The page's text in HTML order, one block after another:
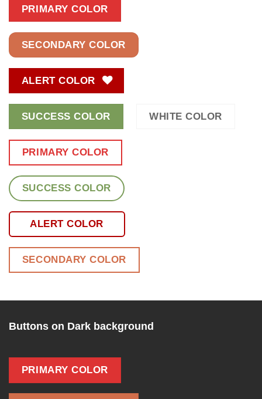
PRIMARY COLOR
SECONDARY COLOR
ALERT COLOR
SUCCESS COLOR WHITE COLOR
PRIMARY COLOR
SUCCESS COLOR
ALERT COLOR
SECONDARY COLOR
Buttons on Dark background
PRIMARY COLOR